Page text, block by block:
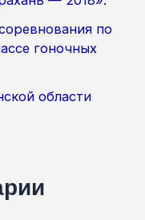
по
гоночных
области